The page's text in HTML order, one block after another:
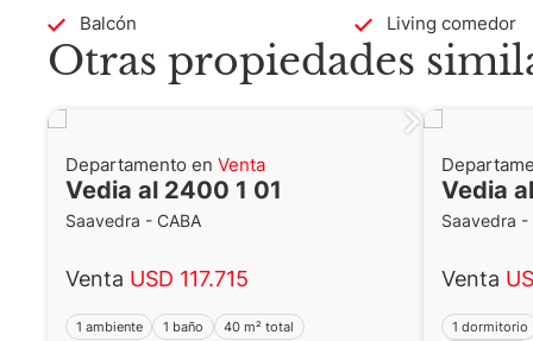
Balcón Living comedor
Otras propiedades
Departamento en Venta
Vedia al 2400 1 01
Saavedra - CABA
Venta USD 117.715
1 ambiente 1 baño 40 m² total
Vedia
Saavedra -
Venta
1 dormitorio